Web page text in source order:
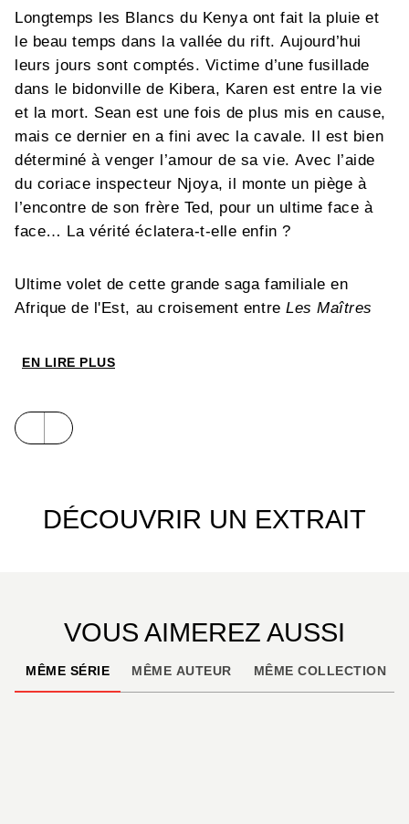
Longtemps les Blancs du Kenya ont fait la pluie et
le beau temps dans la vallée du rift. Aujourd’hui
leurs jours sont comptés. Victime d’une fusillade
dans le bidonville de Kibera, Karen est entre la vie
et la mort. Sean est une fois de plus mis en cause,
mais ce dernier en a fini avec la cavale. Il est bien
déterminé à venger l’amour de sa vie. Avec l’aide
du coriace inspecteur Njoya, il monte un piège à
l’encontre de son frère Ted, pour un ultime face à
face… La vérité éclatera-t-elle enfin ?
Ultime volet de cette grande saga familiale en
Afrique de l'Est, au croisement entreLes Maîtres
sérieEl Niño.
EN LIRE PLUS
DÉCOUVRIR UN EXTRAIT
VOUS AIMEREZ AUSSI
MÊME SÉRIE MÊME AUTEUR MÊME COLLECTION